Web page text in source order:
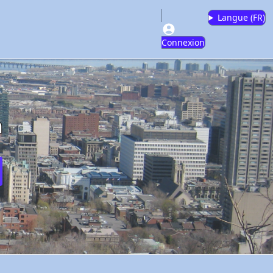
Connexion
Langue (FR)